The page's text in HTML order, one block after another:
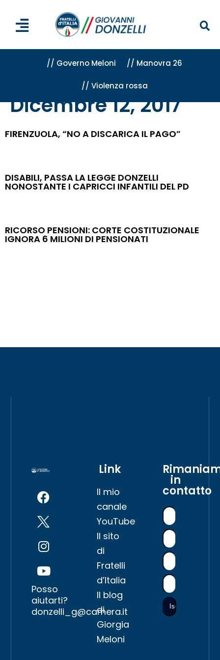
// Governo Meloni // Manovra 26
// Violenza rossa
Archivi per 12 Dicembre 2017
Dicembre 12, 2017
FIRENZUOLA, “NO A DISCARICA IL PAGO”
DISABILI, PASSA LA LEGGE DONZELLI
NONOSTANTE I CAPRICCI INFANTILI DEL PD
RICORSO PENSIONI: CORTE COSTITUZIONALE
IGNORA 6 MILIONI DI PENSIONATI
Posso
aiutarti?
donzelli_g@camera.it
Link
Il mio
canale
YouTube
Il sito
di
Fratelli
d’Italia
Il blog
di
Giorgia
Meloni
in
contatto